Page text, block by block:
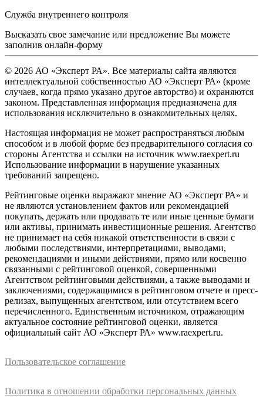
Служба внутреннего контроля
Высказать свое замечание или предложение Вы можете
заполнив онлайн-форму
© 2026 АО «Эксперт РА». Все материалы сайта являются
интеллектуальной собственностью АО «Эксперт РА» (кроме
случаев, когда прямо указано другое авторство) и охраняются
законом. Представленная информация предназначена для
использования исключительно в ознакомительных целях.
Настоящая информация не может распространяться любым
способом и в любой форме без предварительного согласия со
стороны Агентства и ссылки на источник www.raexpert.ru
Использование информации в нарушение указанных
требований запрещено.
Рейтинговые оценки выражают мнение АО «Эксперт РА» и
не являются установлением фактов или рекомендацией
покупать, держать или продавать те или иные ценные бумаги
или активы, принимать инвестиционные решения. Агентство
не принимает на себя никакой ответственности в связи с
любыми последствиями, интерпретациями, выводами,
рекомендациями и иными действиями, прямо или косвенно
связанными с рейтинговой оценкой, совершенными
Агентством рейтинговыми действиями, а также выводами и
заключениями, содержащимися в рейтинговом отчете и пресс-
релизах, выпущенных агентством, или отсутствием всего
перечисленного. Единственным источником, отражающим
актуальное состояние рейтинговой оценки, является
официальный сайт АО «Эксперт РА» www.raexpert.ru.
Пользовательское соглашение
Политика в отношении обработки персональных данных